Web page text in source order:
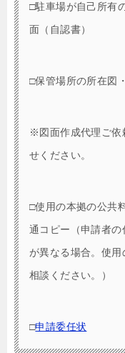
□駐車場が自己所有
面（自認書）
□保管場所の所在図
※図面作成代理ご依
せください。
□使用の本拠の公共
通コピー（申請者
が異なる場合。使
相談ください。）
□申請委任状